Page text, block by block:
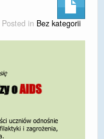
Posted in Bez kategorii